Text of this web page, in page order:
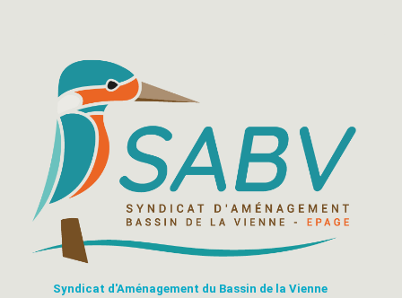
Syndicat d'Aménagement du Bassin de la Vienne